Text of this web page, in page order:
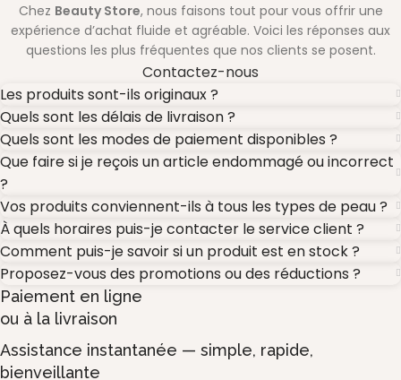
Chez Beauty Store, nous faisons tout pour vous offrir une
expérience d’achat fluide et agréable. Voici les réponses aux
questions les plus fréquentes que nos clients se posent.
Contactez-nous
Les produits sont-ils originaux ?
Quels sont les délais de livraison ?
Quels sont les modes de paiement disponibles ?
Que faire si je reçois un article endommagé ou incorrect
?
Vos produits conviennent-ils à tous les types de peau ?
À quels horaires puis-je contacter le service client ?
Comment puis-je savoir si un produit est en stock ?
Proposez-vous des promotions ou des réductions ?
Paiement en ligne
ou à la livraison
Assistance instantanée — simple, rapide,
bienveillante